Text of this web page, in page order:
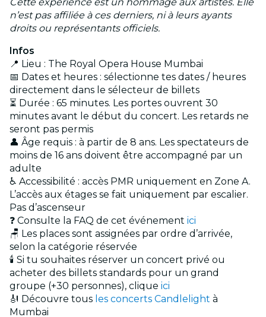
Cette expérience est un hommage aux artistes. Elle
n’est pas affiliée à ces derniers, ni à leurs ayants
droits ou représentants officiels.
Infos
📍 Lieu : The Royal Opera House Mumbai
📅 Dates et heures : sélectionne tes dates / heures
directement dans le sélecteur de billets
⏳ Durée : 65 minutes. Les portes ouvrent 30
minutes avant le début du concert. Les retards ne
seront pas permis
👤 Âge requis : à partir de 8 ans. Les spectateurs de
moins de 16 ans doivent être accompagné par un
adulte
♿ Accessibilité : accès PMR uniquement en Zone A.
L’accès aux étages se fait uniquement par escalier.
Pas d’ascenseur
❓ Consulte la FAQ de cet événement ici
🪑 Les places sont assignées par ordre d’arrivée,
selon la catégorie réservée
🕯️ Si tu souhaites réserver un concert privé ou
acheter des billets standards pour un grand
groupe (+30 personnes), clique ici
🎻 Découvre tous les concerts Candlelight à
Mumbai